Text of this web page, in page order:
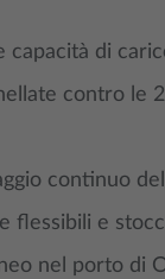
capacità di
contro le
continuo
flessibili e
nel porto di